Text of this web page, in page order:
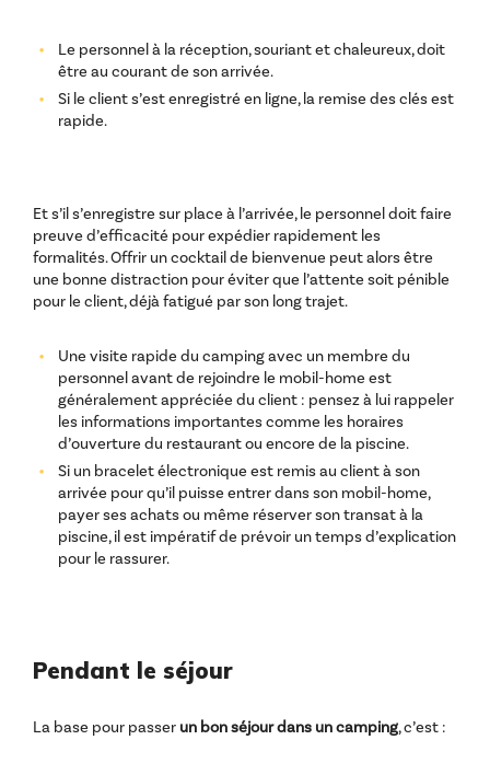
Le personnel à la réception, souriant et chaleureux, doit
être au courant de son arrivée.
Si le client s’est enregistré en ligne, la remise des clés est
rapide.
Et s’il s’enregistre sur place à l’arrivée, le personnel doit faire
preuve d’efficacité pour expédier rapidement les
formalités. Offrir un cocktail de bienvenue peut alors être
une bonne distraction pour éviter que l’attente soit pénible
pour le client, déjà fatigué par son long trajet.
Une visite rapide du camping avec un membre du
personnel avant de rejoindre le mobil-home est
généralement appréciée du client : pensez à lui rappeler
les informations importantes comme les horaires
d’ouverture du restaurant ou encore de la piscine.
Si un bracelet électronique est remis au client à son
arrivée pour qu’il puisse entrer dans son mobil-home,
payer ses achats ou même réserver son transat à la
piscine, il est impératif de prévoir un temps d’explication
pour le rassurer.
Pendant le séjour
La base pour passer un bon séjour dans un camping, c’est :